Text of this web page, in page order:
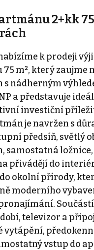
2+kk
k prodeji
m², který
s nádherným
a představuje
investiční
je navržen s
předsíň, světlý
samostatná
přivádějí do
okolní přírody,
moderního
televizor a
vstup do